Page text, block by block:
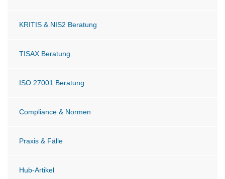
KRITIS & NIS2 Beratung
TISAX Beratung
ISO 27001 Beratung
Compliance & Normen
Praxis & Fälle
Hub-Artikel